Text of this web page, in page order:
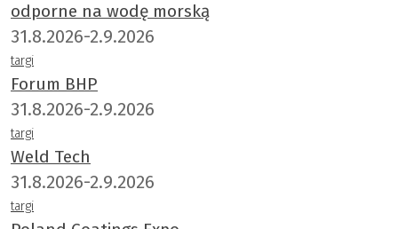
odporne na wodę morską
31.8.2026-2.9.2026
targi
Forum BHP
31.8.2026-2.9.2026
targi
Weld Tech
31.8.2026-2.9.2026
targi